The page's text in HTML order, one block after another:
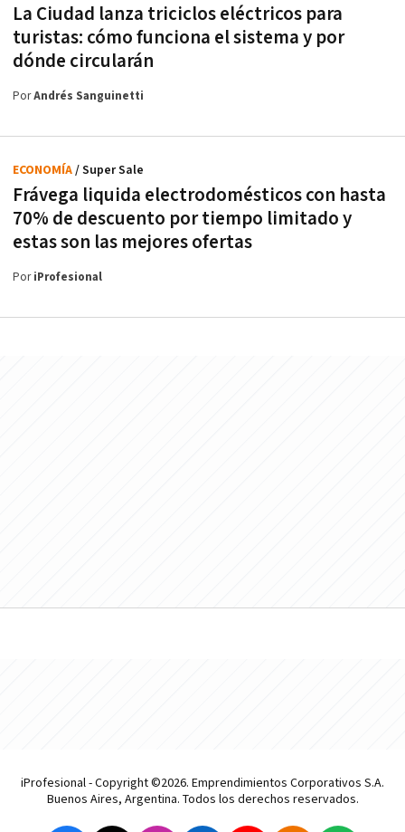
La Ciudad lanza triciclos eléctricos para
turistas: cómo funciona el sistema y por
dónde circularán
PorAndrés Sanguinetti
Frávega liquida electrodomésticos con hasta
70% de descuento por tiempo limitado y
estas son las mejores ofertas
ECONOMÍA/ Super Sale
PoriProfesional
iProfesional - Copyright ©2026. Emprendimientos Corporativos S.A.
Buenos Aires, Argentina. Todos los derechos reservados.